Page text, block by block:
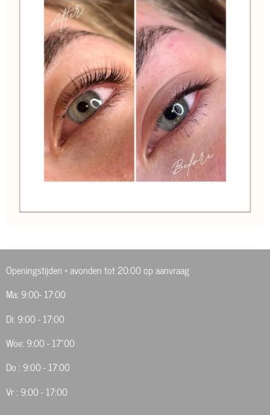
Openingstijden * avonden tot 20:00 op aanvraag
Ma: 9:00- 17:00
Di: 9:00 - 17:00
Woe: 9:00 - 17"00
Do : 9:00 - 17:00
Vr : 9:00 - 17:00